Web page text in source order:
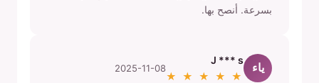
بسرعة. أنصح بها.
ياء
J *** s
★ ★ ★ ★ ★
2025-11-08